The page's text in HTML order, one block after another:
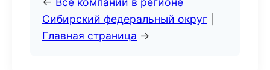
Сибирский федеральный округ
Главная страница →